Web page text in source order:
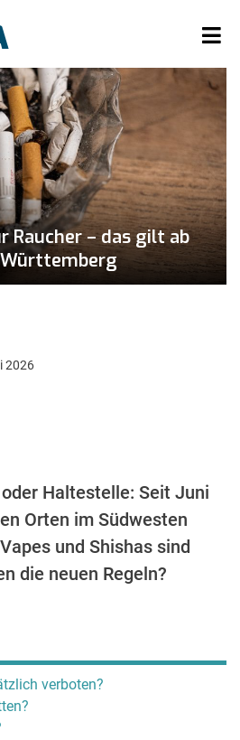
Raucher – das gilt ab
2026
Haltestelle: Seit Juni
Orten im Südwesten
und Shishas sind
die neuen Regeln?
verboten?